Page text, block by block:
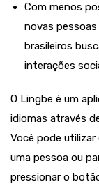
Com menos
novas
brasileiros
interações
O Lingbe é um
idiomas através
Você pode
uma pessoa ou
pressionar o